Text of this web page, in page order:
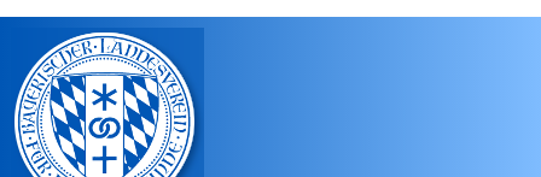
Direkt zum Inhalt